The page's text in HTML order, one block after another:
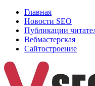
Главная
Новости SEO
Публикации
Вебмастерская
Сайтостроение